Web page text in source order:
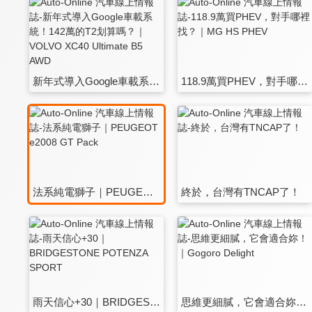
新年式導入Google車載系統！142萬的T2划算嗎？｜VOLVO XC40 Ultimate B5 AWD 118.9萬買PHEV，對手哪裡找？｜MG HS PHEV
法系純電獅子｜PEUGEOT e2008 GT Pack 終於，台灣有TNCAP了！
雨天信心+30｜BRIDGESTONE POTENZA SPORT 思維更細膩，它會適合妳！｜Gogoro Delight